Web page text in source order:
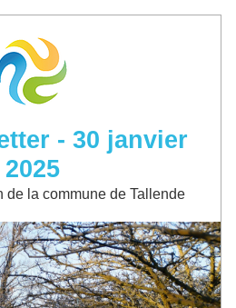
- 30 janvier
2025
de la commune de Tallende